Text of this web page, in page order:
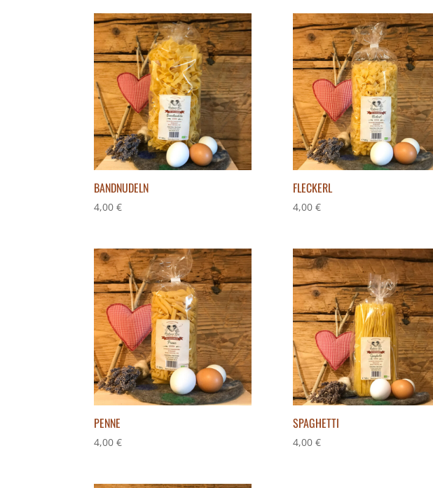
BANDNUDELN
4,00€
FLECKERL
4,00 €
PENNE
4,00€
SPAGHETTI
4,00 €